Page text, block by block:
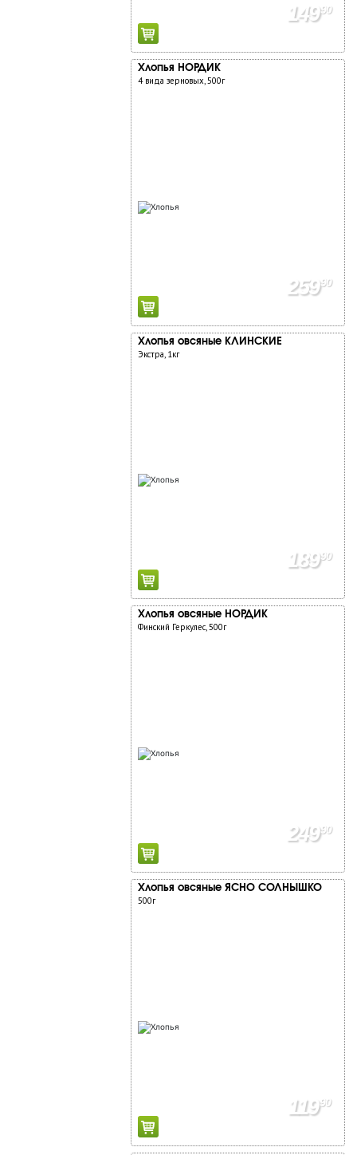
14990
Хлопья НОРДИК
4 вида зерновых, 500г
25990
Хлопья овсяные КЛИНСКИЕ
Экстра, 1кг
18990
Хлопья овсяные НОРДИК
Финский Геркулес, 500г
24990
Хлопья овсяные ЯСНО СОЛНЫШКО
500г
11990